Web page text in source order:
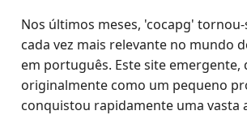
Nos últimos meses, 'cocapg'
cada vez mais relevante no mundo
em português. Este site emergente,
originalmente como um pequeno
conquistou rapidamente uma vasta